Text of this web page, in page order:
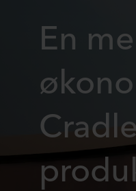
En